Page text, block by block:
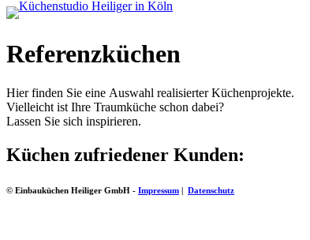
Referenzküchen
Hier finden Sie eine Auswahl realisierter Küchenprojekte.
Vielleicht ist Ihre Traumküche schon dabei?
Lassen Sie sich inspirieren.
Küchen zufriedener Kunden:
© Einbauküchen Heiliger GmbH - Impressum | Datenschutz